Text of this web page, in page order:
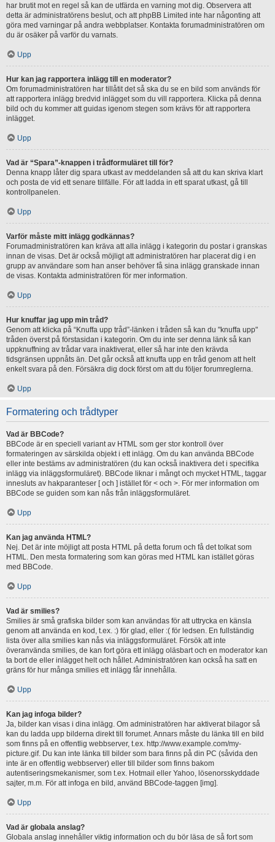
har brutit mot en regel så kan de utfärda en varning mot dig. Observera att
detta är administratörens beslut, och att phpBB Limited inte har någonting att
göra med varningar på andra webbplatser. Kontakta forumadministratören om
du är osäker på varför du varnats.
Upp
Hur kan jag rapportera inlägg till en moderator?
Om forumadministratören har tillåtit det så ska du se en bild som används för
att rapportera inlägg bredvid inlägget som du vill rapportera. Klicka på denna
bild och du kommer att guidas igenom stegen som krävs för att rapportera
inlägget.
Upp
Vad är “Spara”-knappen i trådformuläret till för?
Denna knapp låter dig spara utkast av meddelanden så att du kan skriva klart
och posta de vid ett senare tillfälle. För att ladda in ett sparat utkast, gå till
kontrollpanelen.
Upp
Varför måste mitt inlägg godkännas?
Forumadministratören kan kräva att alla inlägg i kategorin du postar i granskas
innan de visas. Det är också möjligt att administratören har placerat dig i en
grupp av användare som han anser behöver få sina inlägg granskade innan
de visas. Kontakta administratören för mer information.
Upp
Hur knuffar jag upp min tråd?
Genom att klicka på “Knuffa upp tråd”-länken i tråden så kan du "knuffa upp"
tråden överst på förstasidan i kategorin. Om du inte ser denna länk så kan
uppknuffning av trådar vara inaktiverat, eller så har inte den krävda
tidsgränsen uppnåts än. Det går också att knuffa upp en tråd genom att helt
enkelt svara på den. Försäkra dig dock först om att du följer forumreglerna.
Upp
Formatering och trådtyper
Vad är BBCode?
BBCode är en speciell variant av HTML som ger stor kontroll över
formateringen av särskilda objekt i ett inlägg. Om du kan använda BBCode
eller inte bestäms av administratören (du kan också inaktivera det i specifika
inlägg via inläggsformuläret). BBCode liknar i mångt och mycket HTML, taggar
innesluts av hakparanteser [ och ] istället för < och >. För mer information om
BBCode se guiden som kan nås från inläggsformuläret.
Upp
Kan jag använda HTML?
Nej. Det är inte möjligt att posta HTML på detta forum och få det tolkat som
HTML. Den mesta formatering som kan göras med HTML kan istället göras
med BBCode.
Upp
Vad är smilies?
Smilies är små grafiska bilder som kan användas för att uttrycka en känsla
genom att använda en kod, t.ex. :) för glad, eller :( för ledsen. En fullständig
lista över alla smilies kan nås via inläggsformuläret. Försök att inte
överanvända smilies, de kan fort göra ett inlägg oläsbart och en moderator kan
ta bort de eller inlägget helt och hållet. Administratören kan också ha satt en
gräns för hur många smilies ett inlägg får innehålla.
Upp
Kan jag infoga bilder?
Ja, bilder kan visas i dina inlägg. Om administratören har aktiverat bilagor så
kan du ladda upp bilderna direkt till forumet. Annars måste du länka till en bild
som finns på en offentlig webbserver, t.ex. http://www.example.com/my-
picture.gif. Du kan inte länka till bilder som bara finns på din PC (såvida den
inte är en offentlig webbserver) eller till bilder som finns bakom
autentiseringsmekanismer, som t.ex. Hotmail eller Yahoo, lösenorsskyddade
sajter, m.m. För att infoga en bild, använd BBCode-taggen [img].
Upp
Vad är globala anslag?
Globala anslag innehåller viktig information och du bör läsa de så fort som